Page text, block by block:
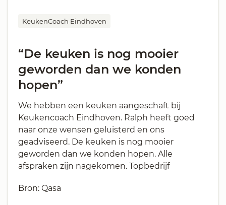
KeukenCoach Eindhoven
“De keuken is nog mooier
geworden dan we konden
hopen”
We hebben een keuken aangeschaft bij
Keukencoach Eindhoven. Ralph heeft goed
naar onze wensen geluisterd en ons
geadviseerd. De keuken is nog mooier
geworden dan we konden hopen. Alle
afspraken zijn nagekomen. Topbedrijf
Bron: Qasa